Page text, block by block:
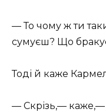
— То чому ж ти
сумуєш? Що
Тоді й каже
— Скрізь,— каже,—